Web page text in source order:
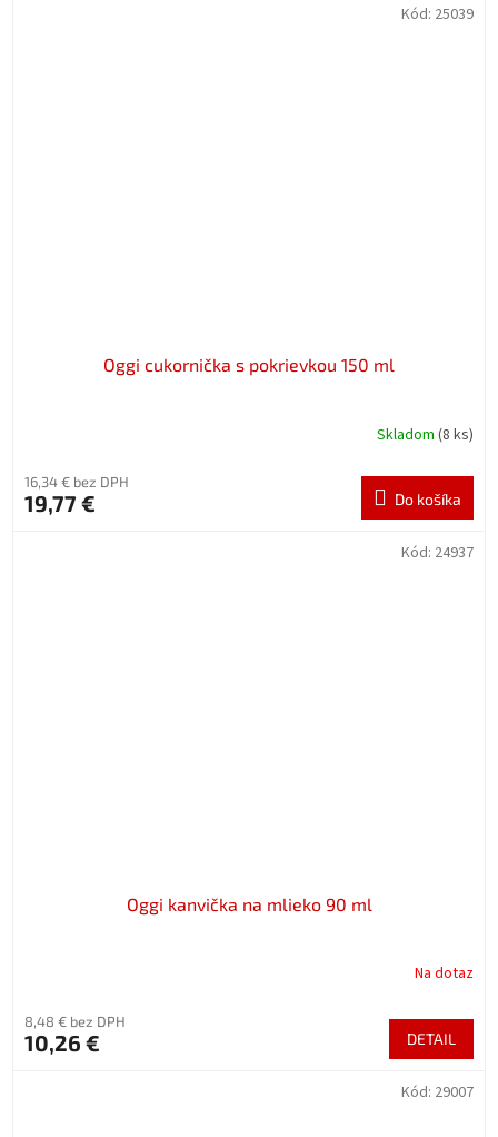
Oggi cukornička s pokrievkou 150 ml
Skladom (8 ks)
16,34 € bez DPH
19,77 € Do košíka
Kód: 25039
Oggi kanvička na mlieko 90 ml
Na dotaz
8,48 € bez DPH
10,26 € DETAIL
Kód: 24937
Kód: 29007